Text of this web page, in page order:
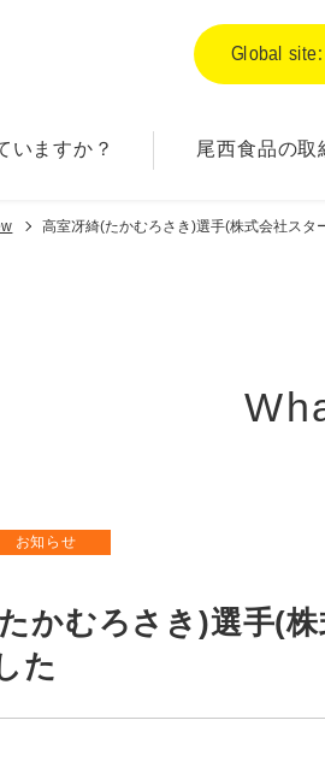
Global
いますか？ 尾西食品の取
高室冴綺(たかむろさき)選手(株式会社スタ
お知らせ
かむろさき)選手(
た